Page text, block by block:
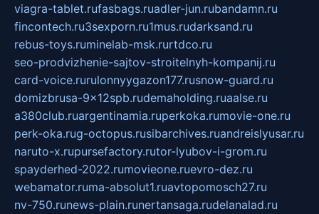
viagra-tablet.rufasbags.ruadler-jun.rubandamn.ru
fincontech.ru3sexporn.ru1mus.rudarksand.ru
rebus-toys.ruminelab-msk.rurtdco.ru
seo-prodvizhenie-sajtov-stroitelnyh-kompanij.ru
card-voice.rurulonnyygazon177.rusnow-guard.ru
domizbrusa-9x12spb.rudemaholding.ruaalse.ru
a380club.ruargentinamia.ruperkoka.rumovie-one.ru
perk-oka.rug-octopus.rusibarchives.ruandreislyusar.ru
naruto-x.rupursefactory.rutor-lyubov-i-grom.ru
spayderhed-2022.rumovieone.ruevro-dez.ru
webamator.ruma-absolut1.ruavtopomosch27.ru
nv-750.runews-plain.runertansaga.rudelanalad.ru